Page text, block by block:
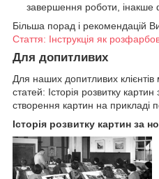
завершення роботи, інакше
Більша порад і рекомендацій
Стаття: Інструкція як
Для допитливих
Для наших допитливих клієнтів
статей: Історія розвитку
створення картин на прикладі
Історія розвитку картин за